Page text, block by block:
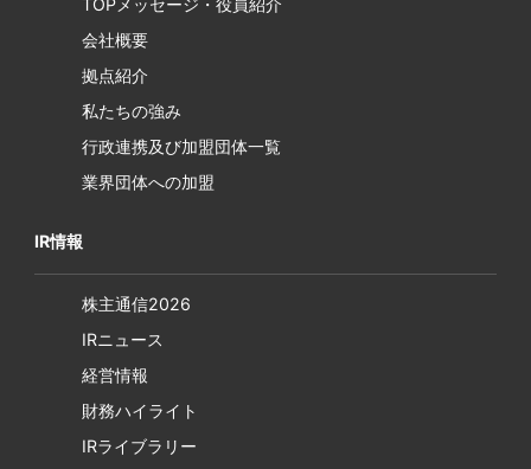
会社概要
拠点紹介
私たちの強み
行政連携及び加盟団体一覧
業界団体への加盟
IR情報
株主通信2026
IRニュース
経営情報
財務ハイライト
IRライブラリー